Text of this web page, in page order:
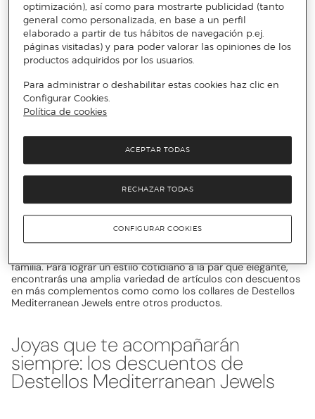
Destellos Mediterranean Jewels:
Rodéate de lujo y brillo
Esta famosa firma mantiene un estilo característico y de alta
gama con brillantes detalles como su seña de identidad. Con
Mediterranean Jewels outlet serás la envidia de todos. Si tu
estilo es diferente, echa un vistazo a los descuentos en
exquisitos materiales y su versatilidad con una base clásica.
Con los descuentos de Destellos Mediterranean Jewels
podrás encontrar modelos llenos de colores así como diseños
más sobrios con tonos plateados más clásicos. Una de las
grandes ventajas de esta marca es su variedad de modelos en
familia. Para lograr un estilo cotidiano a la par que elegante,
encontrarás una amplia variedad de artículos con descuentos
en más complementos como como los collares de Destellos
Mediterranean Jewels entre otros productos.
Joyas que te acompañarán
siempre: los descuentos de
Destellos Mediterranean Jewels
optimización), así como para mostrarte publicidad (tanto
general como personalizada, en base a un perfil
elaborado a partir de tus hábitos de navegación p.ej.
páginas visitadas) y para poder valorar las opiniones de los
productos adquiridos por los usuarios.
Para administrar o deshabilitar estas cookies haz clic en
Configurar Cookies.
Política de cookies
RECHAZAR TODAS
ACEPTAR TODAS
CONFIGURAR COOKIES